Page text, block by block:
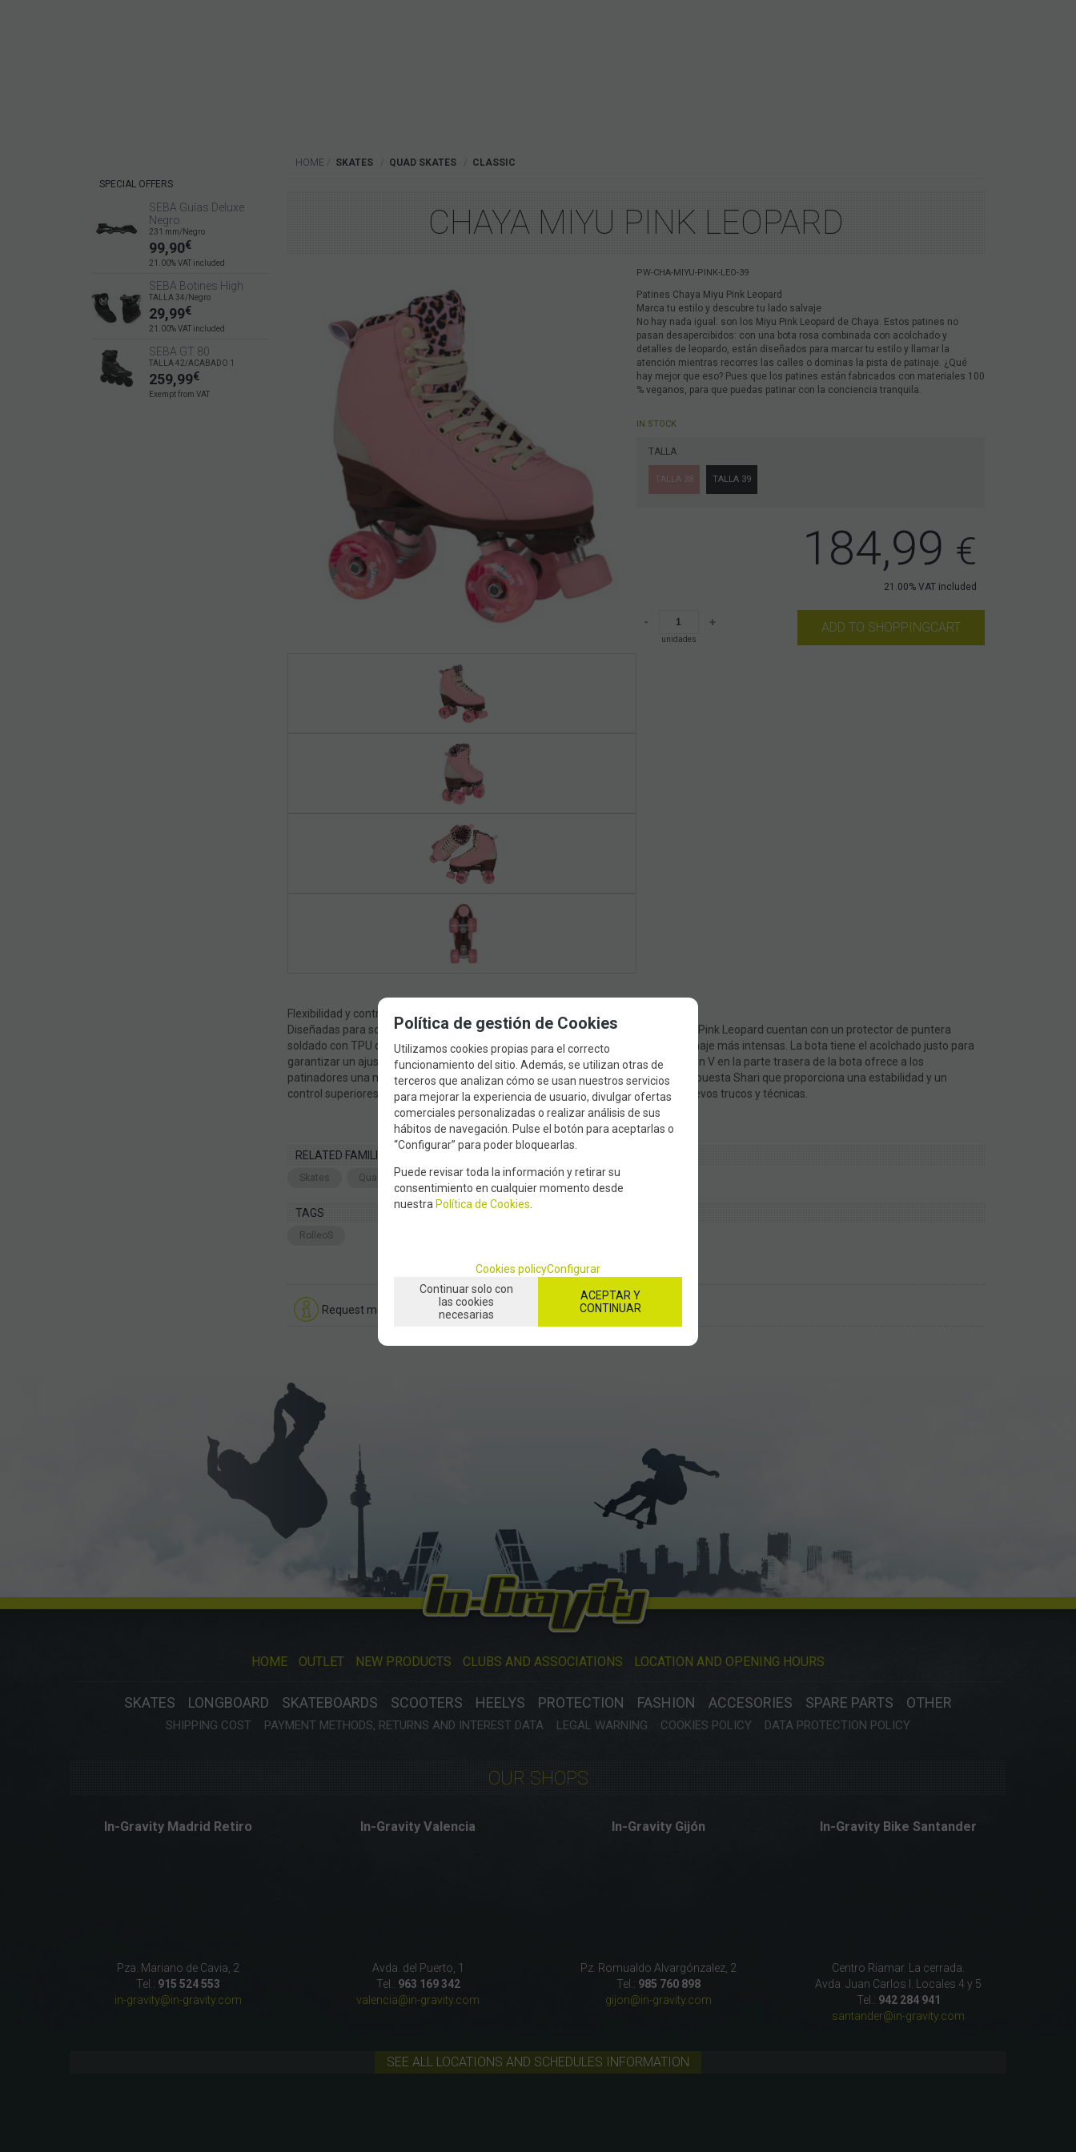
SPECIAL OFFERS
SEBA Guías Deluxe
Negro
231 mm/Negro
99,90€
21.00%VAT included
SEBA Botines High
TALLA 34/Negro
29,99€
21.00%VAT included
SEBA GT 80
TALLA 42/ACABADO 1
259,99€
Exempt from VAT
HOME SKATES QUAD SKATES CLASSIC
CHAYA MIYU PINK LEOPARD
PW-CHA-MIYU-PINK-LEO-39
Patines Chaya Miyu Pink Leopard
Marca tu estilo y descubre tu lado salvaje
No hay nada igual: son los Miyu Pink Leopard de Chaya. Estos patines no
pasan desapercibidos: con una bota rosa combinada con acolchado y
detalles de leopardo, están diseñados para marcar tu estilo y llamar la
atención mientras recorres las calles o dominas la pista de patinaje. ¿Qué
hay mejor que eso? Pues que los patines están fabricados con materiales 100
% veganos, para que puedas patinar con la conciencia tranquila.
IN STOCK
TALLA
TALLA 38 TALLA 39
184,99 €
21.00%VAT included
-
unidades
+ ADD TO SHOPPINGCART
Flexibilidad y control superiores.
Diseñadas para soportar las exigencias de un estilo de vida activo, las Chaya Miyu Pink Leopard cuentan con un protector de puntera
soldado con TPU que puede soportar golpes y resistir incluso las sesiones de patinaje más intensas. La bota tiene el acolchado justo para
garantizar un ajuste cómodo sin obstaculizar el rendimiento, y el profundo corte en V en la parte trasera de la bota ofrece a los
patinadores una mayor flexibilidad. El Miyu Pink Leopard viene con una placa compuesta Shari que proporciona una estabilidad y un
control superiores, para que puedas patinar con confianza mientras aprendes nuevos trucos y técnicas.
RELATED FAMILIES
Skates Quad skates Classic
TAGS
RolleoS
Request more inf Recommend
HOME OUTLET NEW PRODUCTS CLUBS AND ASSOCIATIONS LOCATION AND OPENING HOURS
SKATES LONGBOARD SKATEBOARDS SCOOTERS HEELYS PROTECTION FASHION ACCESORIES SPARE PARTS OTHER
SHIPPING COST PAYMENT METHODS, RETURNS AND INTEREST DATA LEGAL WARNING COOKIES POLICY DATA PROTECTION POLICY
OUR SHOPS
In-Gravity Madrid Retiro
Pza. Mariano de Cavia, 2
Tel.: 915 524 553
in-gravity@in-gravity.com
In-Gravity Valencia
Avda. del Puerto, 1
Tel.: 963 169 342
valencia@in-gravity.com
In-Gravity Gijón
Pz. Romualdo Alvargónzalez, 2
Tel.: 985 760 898
gijon@in-gravity.com
In-Gravity Bike Santander
Centro Riamar. La cerrada.
Avda. Juan Carlos I. Locales 4 y 5
Tel.: 942 284 941
santander@in-gravity.com
SEE ALL LOCATIONS AND SCHEDULES INFORMATION
Política de gestión de Cookies
Utilizamos cookies propias para el correcto
funcionamiento del sitio. Además, se utilizan otras de
terceros que analizan cómo se usan nuestros servicios
para mejorar la experiencia de usuario, divulgar ofertas
comerciales personalizadas o realizar análisis de sus
hábitos de navegación. Pulse el botón para aceptarlas o
“Configurar” para poder bloquearlas.
Puede revisar toda la información y retirar su
consentimiento en cualquier momento desde
nuestra Política de Cookies
Cookies policyConfigurar
Continuar solo con
las cookies
necesarias
ACEPTAR Y
CONTINUAR